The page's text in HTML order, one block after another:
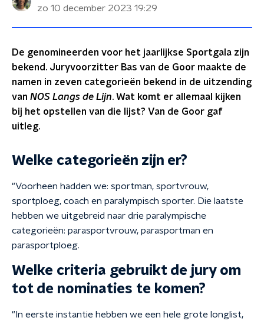
zo 10 december 2023 19:29
De genomineerden voor het jaarlijkse Sportgala zijn
bekend. Juryvoorzitter Bas van de Goor maakte de
namen in zeven categorieën bekend in de uitzending
van NOS Langs de Lijn. Wat komt er allemaal kijken
bij het opstellen van die lijst? Van de Goor gaf
uitleg.
Welke categorieën zijn er?
"Voorheen hadden we: sportman, sportvrouw,
sportploeg, coach en paralympisch sporter. Die laatste
hebben we uitgebreid naar drie paralympische
categorieën: parasportvrouw, parasportman en
parasportploeg.
Welke criteria gebruikt de jury om
tot de nominaties te komen?
"In eerste instantie hebben we een hele grote longlist,